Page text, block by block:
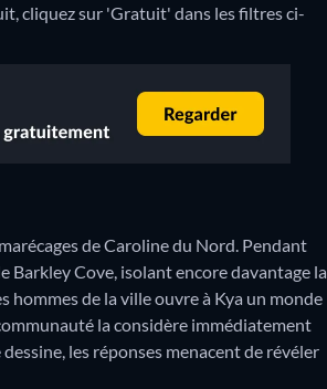
cliquez sur 'Gratuit' dans les filtres ci-
de Caroline du Nord. Pendant
Barkley Cove, isolant encore davantage la
hommes de la ville ouvre à Kya un monde
la considère immédiatement
les réponses menacent de révéler